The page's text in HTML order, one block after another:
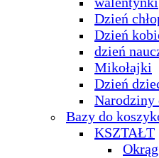
Dzień
Dzień
dzień
Mikołajki
Dzień
Narodziny
Bazy do
KSZTAŁT
Okrąg